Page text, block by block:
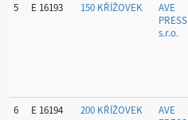
5 E 16193 150 KŘÍŽOVEK
AVE
PRESS
s.r.o.
6 E 16194 200 KŘÍŽOVEK
AVE